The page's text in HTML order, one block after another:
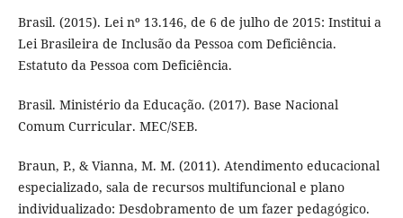
Brasil. (2015). Lei nº 13.146, de 6 de julho de 2015: Institui a
Lei Brasileira de Inclusão da Pessoa com Deficiência.
Estatuto da Pessoa com Deficiência.
Brasil. Ministério da Educação. (2017). Base Nacional
Comum Curricular. MEC/SEB.
Braun, P., & Vianna, M. M. (2011). Atendimento educacional
especializado, sala de recursos multifuncional e plano
individualizado: Desdobramento de um fazer pedagógico.